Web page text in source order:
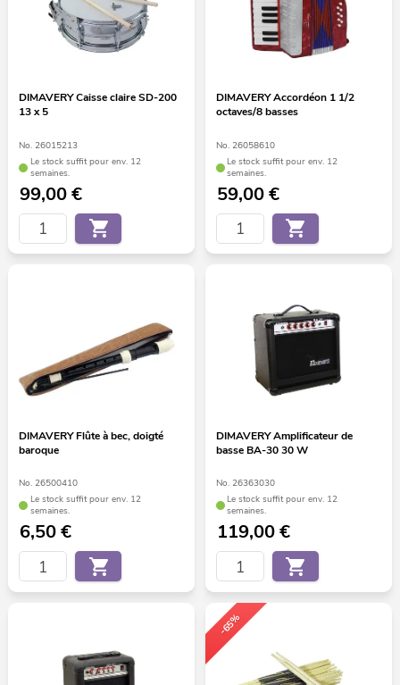
DIMAVERY Caisse claire SD-200
13 x 5
No. 26015213
Le stock suffit pour env. 12
semaines.
99,00€
DIMAVERY Accordéon 1 1/2
octaves/8 basses
No. 26058610
Le stock suffit pour env. 12
semaines.
59,00€
DIMAVERY Flûte à bec, doigté
baroque
No. 26500410
Le stock suffit pour env. 12
semaines.
6,50€
DIMAVERY Amplificateur de
basse BA-30 30 W
No. 26363030
Le stock suffit pour env. 12
semaines.
119,00€
-65%